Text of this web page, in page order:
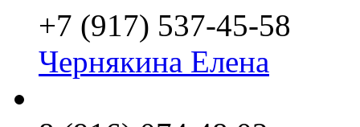
+7 (917) 537-45-58
Чернякина Елена